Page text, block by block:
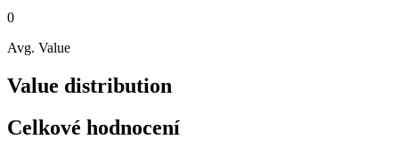
0
Avg. Value
Value distribution
Celkové hodnocení